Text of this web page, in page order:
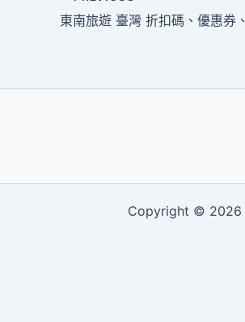
Copyright © 2026